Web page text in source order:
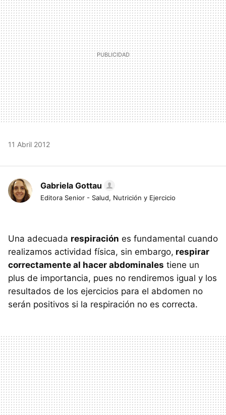
11 Abril 2012
Gabriela Gottau
Editora Senior - Salud, Nutrición y Ejercicio
Una adecuada respiración es fundamental cuando
realizamos actividad física, sin embargo, respirar
correctamente al hacer abdominales tiene un
plus de importancia, pues no rendiremos igual y los
resultados de los ejercicios para el abdomen no
serán positivos si la respiración no es correcta.